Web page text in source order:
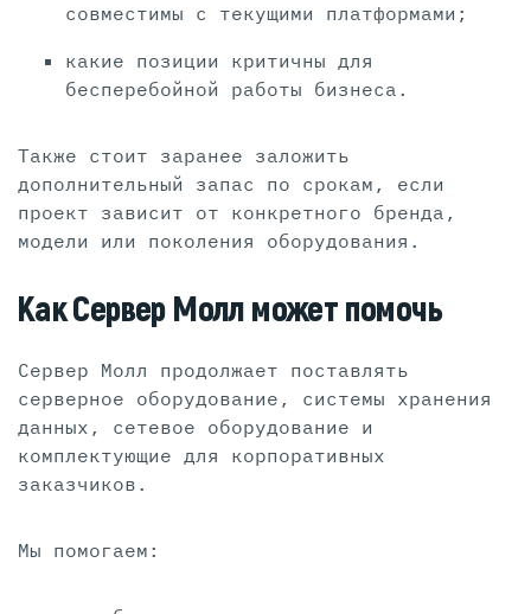
совместимы с текущими платформами;
какие позиции критичны для
бесперебойной работы бизнеса.
Также стоит заранее заложить
дополнительный запас по срокам, если
проект зависит от конкретного бренда,
модели или поколения оборудования.
Как Сервер Молл может помочь
Сервер Молл продолжает поставлять
серверное оборудование, системы хранения
данных, сетевое оборудование и
комплектующие для корпоративных
заказчиков.
Мы помогаем: